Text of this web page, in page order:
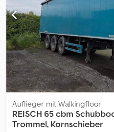
Deutsch, English, Spanish,
Bulgarisch. ----.
Auflieger mit Walkingfloor
REISCH 65 cbm
Trommel, Kornschieber